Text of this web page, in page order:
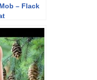
– Flack
Igu & Jé